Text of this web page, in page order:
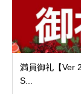
満員御礼【Ver
S...